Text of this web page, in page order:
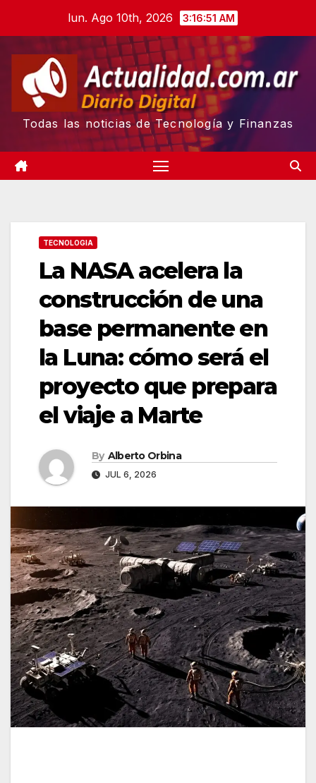
content
lun. Ago 10th, 2026 3:16:52 AM
Todas las noticias de Tecnología y Finanzas
TECNOLOGIA
La NASA acelera la
construcción de una
base permanente en
la Luna: cómo será el
proyecto que prepara
el viaje a Marte
By Alberto Orbina
JUL 6, 2026